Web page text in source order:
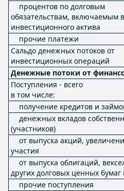
процентов по долговым
обязательствам, включаемым
инвестиционного актива
прочие платежи
Сальдо денежных потоков от
инвестиционных операций
Денежные потоки от
Поступления - всего
в том числе:
получение кредитов и
денежных вкладов
(участников)
от выпуска акций,
участия
от выпуска облигаций,
других долговых ценных бумаг
прочие поступления